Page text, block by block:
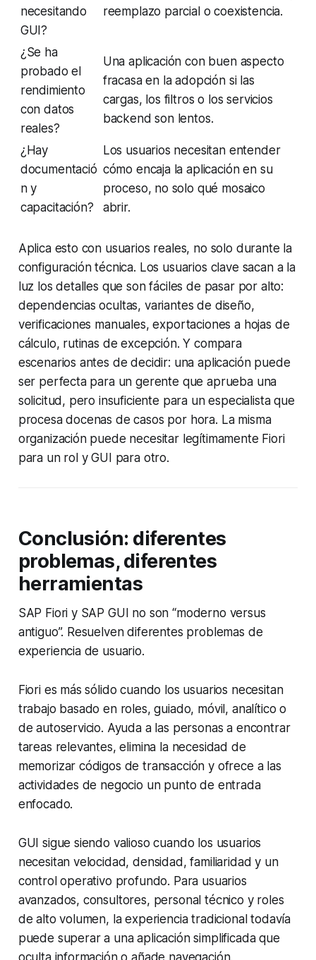
necesitando
GUI?
reemplazo parcial o coexistencia.
¿Se ha
probado el
rendimiento
con datos
reales?
Una aplicación con buen aspecto
fracasa en la adopción si las
cargas, los filtros o los servicios
backend son lentos.
¿Hay
documentació
n y
capacitación?
Los usuarios necesitan entender
cómo encaja la aplicación en su
proceso, no solo qué mosaico
abrir.
Aplica esto con usuarios reales, no solo durante la
configuración técnica. Los usuarios clave sacan a la
luz los detalles que son fáciles de pasar por alto:
dependencias ocultas, variantes de diseño,
verificaciones manuales, exportaciones a hojas de
cálculo, rutinas de excepción. Y compara
escenarios antes de decidir: una aplicación puede
ser perfecta para un gerente que aprueba una
solicitud, pero insuficiente para un especialista que
procesa docenas de casos por hora. La misma
organización puede necesitar legítimamente Fiori
para un rol y GUI para otro.
Conclusión: diferentes
problemas, diferentes
herramientas
SAP Fiori y SAP GUI no son “moderno versus
antiguo”. Resuelven diferentes problemas de
experiencia de usuario.
Fiori es más sólido cuando los usuarios necesitan
trabajo basado en roles, guiado, móvil, analítico o
de autoservicio. Ayuda a las personas a encontrar
tareas relevantes, elimina la necesidad de
memorizar códigos de transacción y ofrece a las
actividades de negocio un punto de entrada
enfocado.
GUI sigue siendo valioso cuando los usuarios
necesitan velocidad, densidad, familiaridad y un
control operativo profundo. Para usuarios
avanzados, consultores, personal técnico y roles
de alto volumen, la experiencia tradicional todavía
puede superar a una aplicación simplificada que
oculta información o añade navegación.